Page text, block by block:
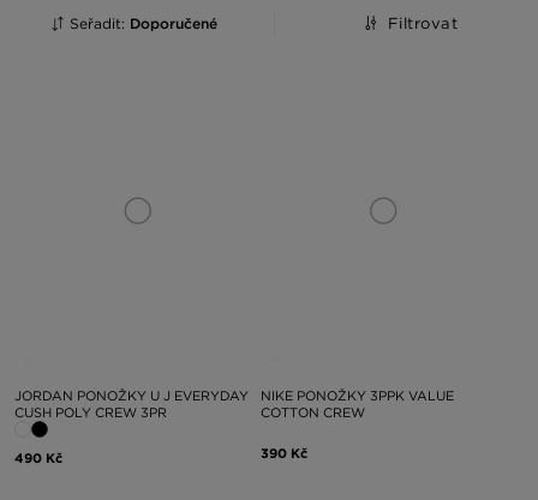
Seřadit: Doporučené Filtrovat
JORDAN PONOŽKY U J EVERYDAY
CUSH POLY CREW 3PR
490 Kč
NIKE PONOŽKY 3PPK VALUE
COTTON CREW
390 Kč